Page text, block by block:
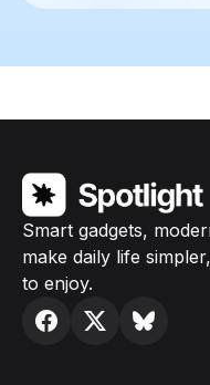
Smart gadgets,
make daily life
to enjoy.